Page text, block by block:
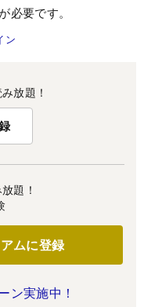
必要です。
ン
放題！
題！
ムに登録
ン実施中！